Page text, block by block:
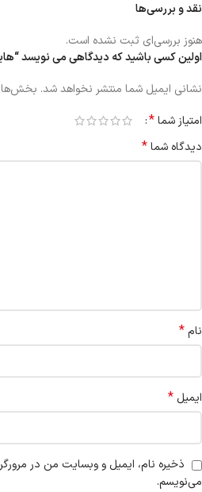
نقد و بررسی‌ها
هنوز بررسی‌ای ثبت نشده است.
اولین کسی باشید که دیدگاهی می نویسد
نشانی ایمیل شما منتشر نخواهد شد.
امتیاز شما*
دیدگاه شما*
نام*
ایمیل *
ذخیره نام، ایمیل و وبسایت من در
می‌نویسم.